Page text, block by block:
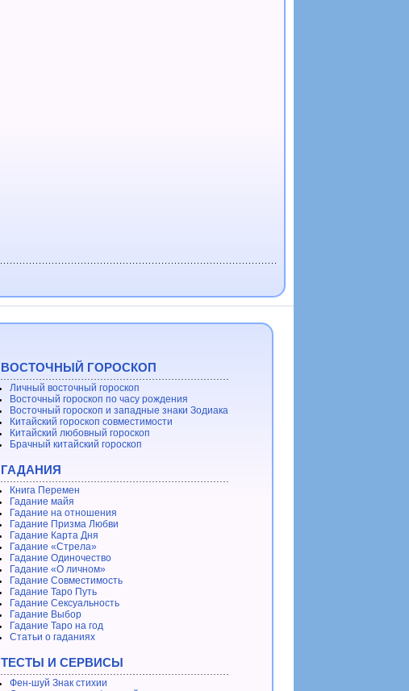
ВОСТОЧНЫЙ ГОРОСКОП
Личный восточный гороскоп
Восточный гороскоп по часу рождения
Восточный гороскоп и западные знаки Зодиака
Китайский гороскоп совместимости
Китайский любовный гороскоп
Брачный китайский гороскоп
ГАДАНИЯ
Книга Перемен
Гадание майя
Гадание на отношения
Гадание Призма Любви
Гадание Карта Дня
Гадание «Стрела»
Гадание Одиночество
Гадание «О личном»
Гадание Совместимость
Гадание Таро Путь
Гадание Сексуальность
Гадание Выбор
Гадание Таро на год
Статьи о гаданиях
ТЕСТЫ И СЕРВИСЫ
Фен-шуй Знак стихии